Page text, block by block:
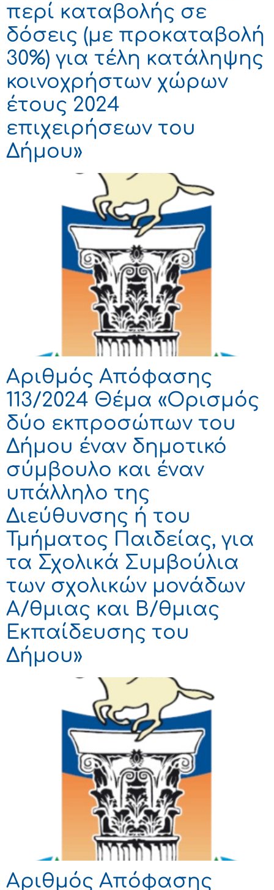
περί καταβολής σε
δόσεις (με προκαταβολή
30%) για τέλη κατάληψης
κοινοχρήστων χώρων
έτους 2024
επιχειρήσεων του
Δήμου»
Αριθμός Απόφασης
113/2024 Θέμα «Ορισμός
δύο εκπροσώπων του
Δήμου έναν δημοτικό
σύμβουλο και έναν
υπάλληλο της
Διεύθυνσης ή του
Τμήματος Παιδείας, για
τα Σχολικά Συμβούλια
των σχολικών μονάδων
Α/θμιας και Β/θμιας
Εκπαίδευσης του
Δήμου»
Αριθμός Απόφασης